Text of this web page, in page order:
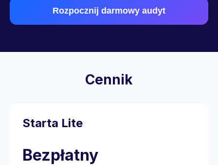
Rozpocznij darmowy audyt
Cennik
Starta Lite
Bezpłatny